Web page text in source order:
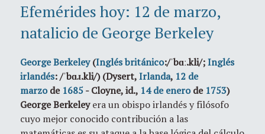
Efemérides hoy: 12 de marzo,
natalicio de George Berkeley
George Berkeley(Inglés británico:/ˈbɑː.kli/;Inglés
irlandés: /ˈbɑɹ.kli/) (Dysert,Irlanda, 12 de
marzode 1685- Cloyne, id., 14 de enerode 1753)
George Berkeleyera un obispo irlandés y filósofo
cuyo mejor conocido contribución a las